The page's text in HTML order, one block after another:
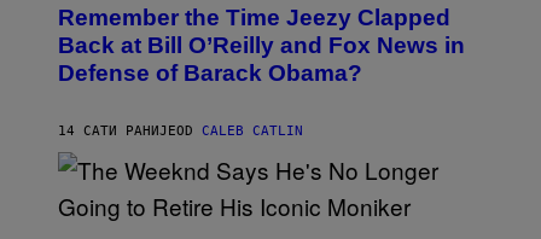
R
E
M
E
)
T
O
B
Y
M
O
E
N
Remember the Time Jeezy Clapped
Back at Bill O’Reilly and Fox News in
Defense of Barack Obama?
14 САТИ РАНИЈЕOD CALEB CATLIN